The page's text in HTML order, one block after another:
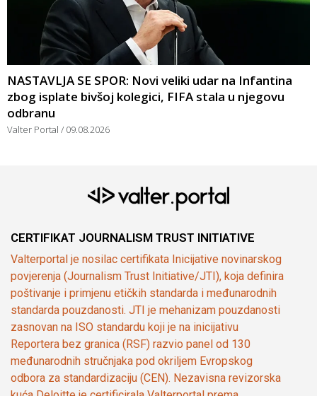
NASTAVLJA SE SPOR: Novi veliki udar na Infantina
zbog isplate bivšoj kolegici, FIFA stala u njegovu
odbranu
Valter Portal 09.08.2026
CERTIFIKAT JOURNALISM TRUST INITIATIVE
Valterportal je nosilac certifikata Inicijative novinarskog
povjerenja (Journalism Trust Initiative/JTI), koja definira
poštivanje i primjenu etičkih standarda i međunarodnih
standarda pouzdanosti. JTI je mehanizam pouzdanosti
zasnovan na ISO standardu koji je na inicijativu
Reportera bez granica (RSF) razvio panel od 130
međunarodnih stručnjaka pod okriljem Evropskog
odbora za standardizaciju (CEN). Nezavisna revizorska